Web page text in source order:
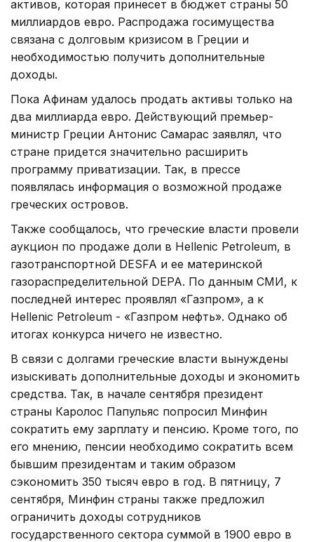
активов, которая принесет в бюджет страны 50
миллиардов евро. Распродажа госимущества
связана с долговым кризисом в Греции и
необходимостью получить дополнительные
доходы.
Пока Афинам удалось продать активы только на
два миллиарда евро. Действующий премьер-
министр Греции Антонис Самарас заявлял, что
стране придется значительно расширить
программу приватизации. Так, в прессе
появлялась информация о возможной продаже
греческих островов.
Также сообщалось, что греческие власти провели
аукцион по продаже доли в Hellenic Petroleum, в
газотранспортной DESFA и ее материнской
газораспределительной DEPA. По данным СМИ, к
последней интерес проявлял «Газпром», а к
Hellenic Petroleum - «Газпром нефть». Однако об
итогах конкурса ничего не известно.
В связи с долгами греческие власти вынуждены
изыскивать дополнительные доходы и экономить
средства. Так, в начале сентября президент
страны Каролос Папульяс попросил Минфин
сократить ему зарплату и пенсию. Кроме того, по
его мнению, пенсии необходимо сократить всем
бывшим президентам и таким образом
сэкономить 350 тысяч евро в год. В пятницу, 7
сентября, Минфин страны также предложил
ограничить доходы сотрудников
государственного сектора суммой в 1900 евро в